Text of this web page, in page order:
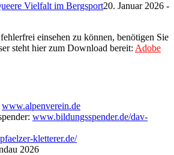
Vielfalt im Bergsport20. Januar 2026 -
einsehen zu können, benötigen Sie
steht hier zum Download bereit: Adobe
www.alpenverein.de
www.bildungsspender.de/dav-
kletterer.de/
2026